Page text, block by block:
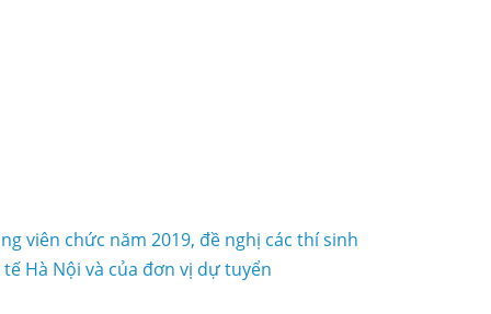
viên chức năm 2019, đề nghị các thí sinh
Hà Nội và của đơn vị dự tuyển